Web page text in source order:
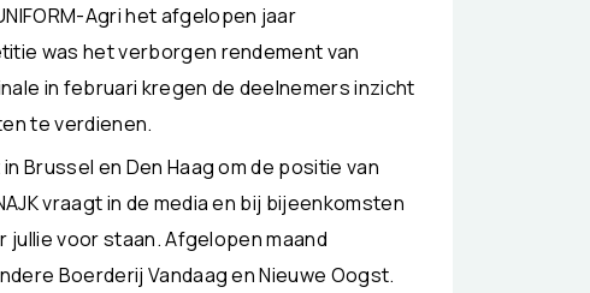
Agri het afgelopen jaar
was het verborgen rendement van
in februari kregen de deelnemers inzicht
te verdienen.
Brussel en Den Haag om de positie van
vraagt in de media en bij bijeenkomsten
voor staan. Afgelopen maand
Boerderij Vandaag en Nieuwe Oogst.